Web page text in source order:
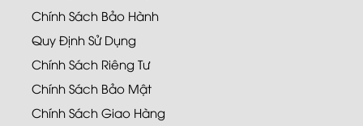
Chính Sách Bảo Hành
Quy Định Sử Dụng
Chính Sách Riêng Tư
Chính Sách Bảo Mật
Chính Sách Giao Hàng